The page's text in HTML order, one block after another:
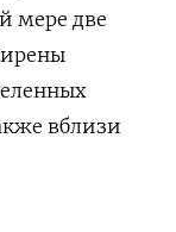
мере две
вблизи